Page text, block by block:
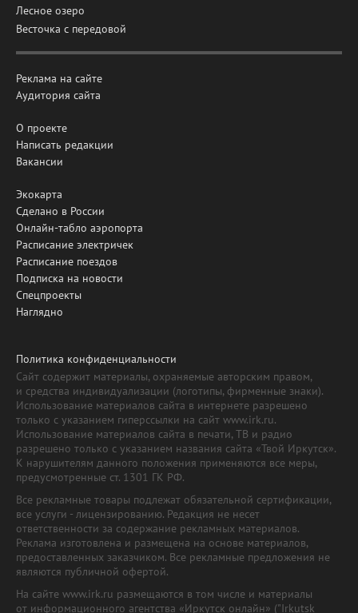
Лесное озеро
Весточка с передовой
Реклама на сайте
Аудитория сайта
О проекте
Написать редакции
Вакансии
Экокарта
Сделано в России
Онлайн-табло аэропорта
Расписание электричек
Расписание поездов
Подписка на новости
Спецпроекты
Наглядно
Политика конфиденциальности
Сайт содержит материалы, охраняемые авторским правом,
и средства индивидуализации (логотипы, фирменные знаки).
Использование материалов сайта в интернете разрешено
только с указанием гиперссылки на сайт www.irk.ru.
Использование материалов сайта в печати, ТВ и радио
разрешено только с указанием названия сайта «Твой Иркутск».
К нарушителям данного положения применяются все меры,
предусмотренные ст. 1301 ГК РФ.
Все рекламные товары подлежат обязательной сертификации,
все услуги - лицензированию. Редакция не несет
ответственности за содержание рекламных материалов.
Реклама изготовлена и размещена на основе материалов,
предоставленных заказчиком. Все рекламные предложения не
являются публичной офертой.
На сайте www.irk.ru размещаются в том числе и материалы
от информационного агентства «Иркутск онлайн» ("Irkutsk